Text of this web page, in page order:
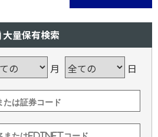
大量保有検索
月 日